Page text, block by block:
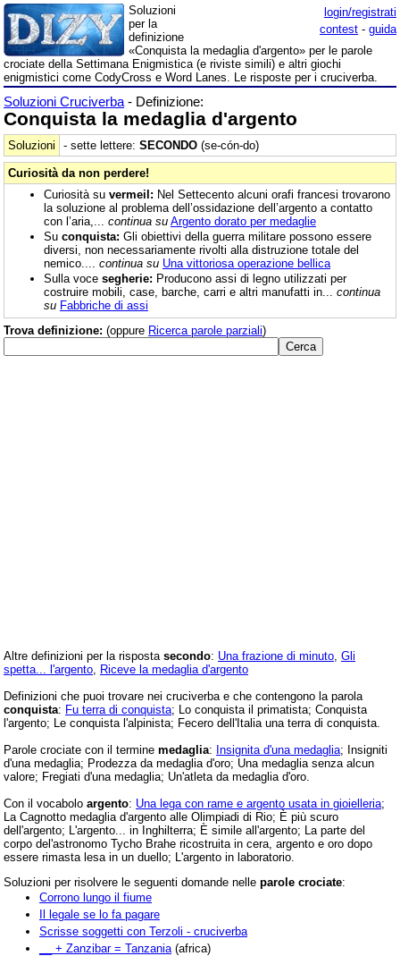
login/registrati
contest - guida
Soluzioni
per la
definizione
«Conquista la medaglia d'argento» per le parole
crociate della Settimana Enigmistica (e riviste simili) e altri giochi
enigmistici come CodyCross e Word Lanes. Le risposte per i cruciverba.
Soluzioni Cruciverba - Definizione:
Conquista la medaglia d'argento
Soluzioni - sette lettere: SECONDO (se-cón-do)
Curiosità da non perdere!
Curiosità su vermeil: Nel Settecento alcuni orafi francesi trovarono
la soluzione al problema dell’ossidazione dell’argento a contatto
con l’aria,... continua su Argento dorato per medaglie
Su conquista: Gli obiettivi della guerra militare possono essere
diversi, non necessariamente rivolti alla distruzione totale del
nemico.... continua su Una vittoriosa operazione bellica
Sulla voce segherie: Producono assi di legno utilizzati per
costruire mobili, case, barche, carri e altri manufatti in... continua
su Fabbriche di assi
Trova definizione: (oppure Ricerca parole parziali)
Altre definizioni per la risposta secondo: Una frazione di minuto Gli
spetta... l'argento Riceve la medaglia d'argento
Definizioni che puoi trovare nei cruciverba e che contengono la parola
conquista: Fu terra di conquista; Lo conquista il primatista; Conquista
l'argento; Le conquista l'alpinista; Fecero dell'Italia una terra di conquista.
Parole crociate con il termine medaglia: Insignita d'una medaglia; Insigniti
d'una medaglia; Prodezza da medaglia d'oro; Una medaglia senza alcun
valore; Fregiati d'una medaglia; Un'atleta da medaglia d'oro.
Con il vocabolo argento: Una lega con rame e argento usata in gioielleria;
La Cagnotto medaglia d'argento alle Olimpiadi di Rio; È più scuro
dell'argento; L'argento... in Inghilterra; È simile all'argento; La parte del
corpo del'astronomo Tycho Brahe ricostruita in cera, argento e oro dopo
essere rimasta lesa in un duello; L'argento in laboratorio.
Soluzioni per risolvere le seguenti domande nelle parole crociate:
Corrono lungo il fiume
Il legale se lo fa pagare
Scrisse soggetti con Terzoli - cruciverba
__ + Zanzibar = Tanzania (africa)